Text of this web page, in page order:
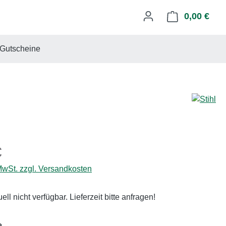
0,00 €
Gutscheine
zzgl. Versandkosten
nicht verfügbar. Lieferzeit bitte anfragen!